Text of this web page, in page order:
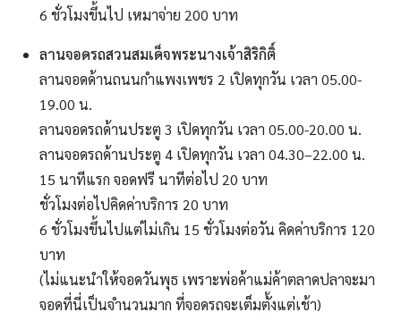
6 ชั่วโมงขึ้นไป เหมาจ่าย 200 บาท
ลานจอดรถสวนสมเด็จพระนางเจ้าสิริกิติ์
ลานจอดด้านถนนกำแพงเพชร 2 เปิดทุกวัน เวลา 05.00-
19.00 น.
ลานจอดรถด้านประตู 3 เปิดทุกวัน เวลา 05.00-20.00 น.
ลานจอดรถด้านประตู 4 เปิดทุกวัน เวลา 04.30–22.00 น.
15 นาทีแรก จอดฟรี นาทีต่อไป 20 บาท
ชั่วโมงต่อไปคิดค่าบริการ 20 บาท
6 ชั่วโมงขึ้นไปแต่ไม่เกิน 15 ชั่วโมงต่อวัน คิดค่าบริการ 120
บาท
(ไม่แนะนำให้จอดวันพุธ เพราะพ่อค้าแม่ค้าตลาดปลาจะมา
จอดที่นี่เป็นจำนวนมาก ที่จอดรถจะเต็มตั้งแต่เช้า)